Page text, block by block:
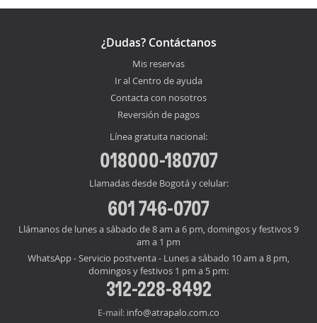
¿Dudas? Contáctanos
Mis reservas
Ir al Centro de ayuda
Contacta con nosotros
Reversión de pagos
Línea gratuita nacional:
018000-180707
Llamadas desde Bogotá y celular:
601 746-0707
Llámanos de lunes a sábado de 8 am a 6 pm, domingos y festivos 9
am a 1 pm
WhatsApp - Servicio postventa - Lunes a sábado 10 am a 8 pm,
domingos y festivos 1 pm a 5 pm:
312-228-8492
E-mail: info@atrapalo.com.co